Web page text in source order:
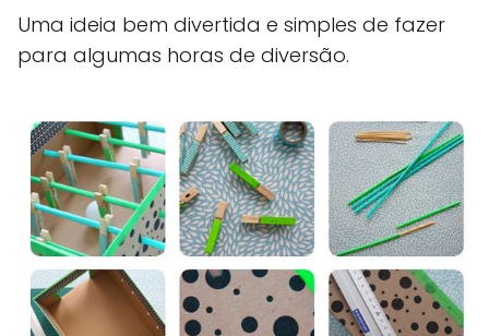
Uma ideia bem divertida e simples de fazer
para algumas horas de diversão.